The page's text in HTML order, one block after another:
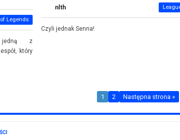
Legends
jedną z
który
nlth
Czyli jednak Senna!
1 2 Następna strona »